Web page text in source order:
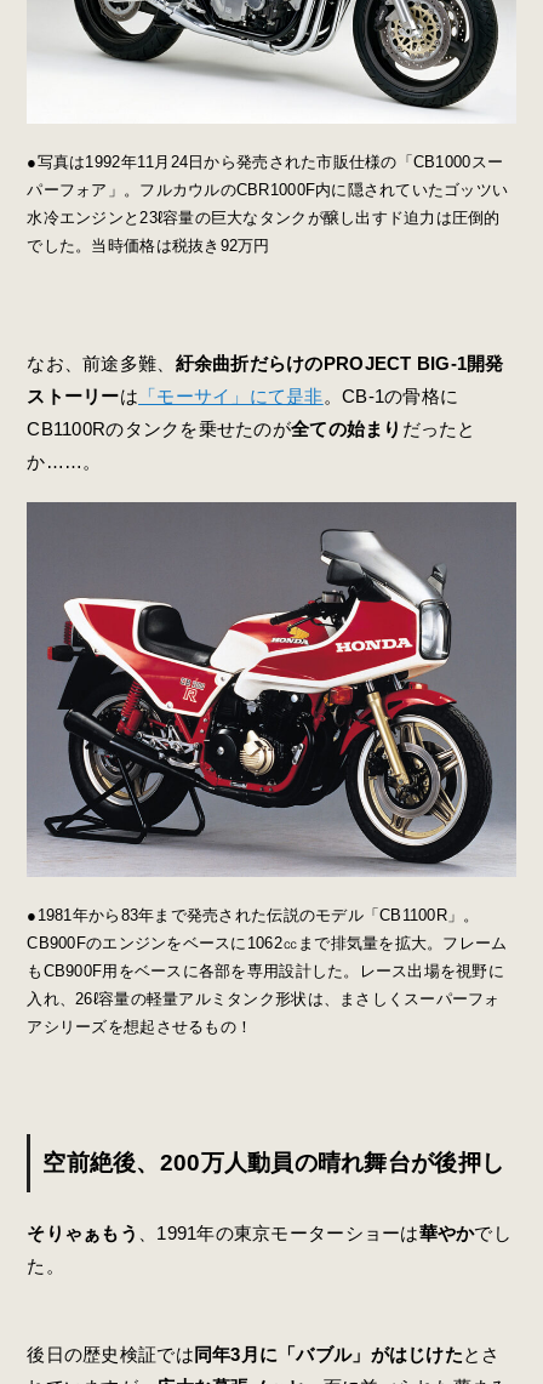
●写真は1992年11月24日から発売された市販仕様の「CB1000スー
パーフォア」。フルカウルのCBR1000F内に隠されていたゴッツい
水冷エンジンと23ℓ容量の巨大なタンクが醸し出すド迫力は圧倒的
でした。当時価格は税抜き92万円
なお、前途多難、 紆余曲折だらけのPROJECT BIG-1開発
ストーリーは 「モーサイ」にて是非。CB-1の骨格に
CB1100Rのタンクを乗せたのが全ての始まり だったと
か……。
●1981年から83年まで発売された伝説のモデル「CB1100R」。
CB900Fのエンジンをベースに1062㏄まで排気量を拡大。フレーム
もCB900F用をベースに各部を専用設計した。レース出場を視野に
入れ、26ℓ容量の軽量アルミタンク形状は、まさしくスーパーフォ
アシリーズを想起させるもの！
空前絶後、200万人動員の晴れ舞台が後押し
そりゃぁもう 、1991年の東京モーターショーは華やかでし
た。
後日の歴史検証では 同年3月に「バブル」がはじけたとさ